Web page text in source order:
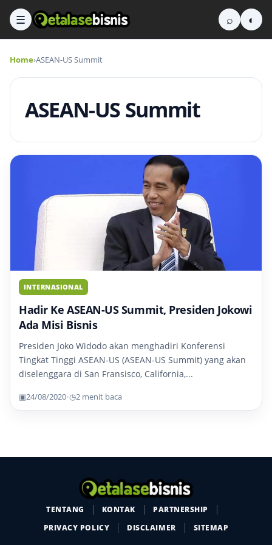
☰ ⌕ ◐
Home›ASEAN-US Summit
ASEAN-US Summit
INTERNASIONAL
Hadir Ke ASEAN-US Summit, Presiden Jokowi
Ada Misi Bisnis
Presiden Joko Widodo akan menghadiri Konferensi
Tingkat Tinggi ASEAN-US (ASEAN-US Summit) yang akan
diselenggara di San Fransisco, California,...
▣24/08/2020•◷2 menit baca
TENTANG KONTAK
PARTNERSHIP
PRIVACY POLICY
DISCLAIMER SITEMAP